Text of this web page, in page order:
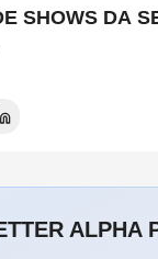
SHOWS DA
ALPHA